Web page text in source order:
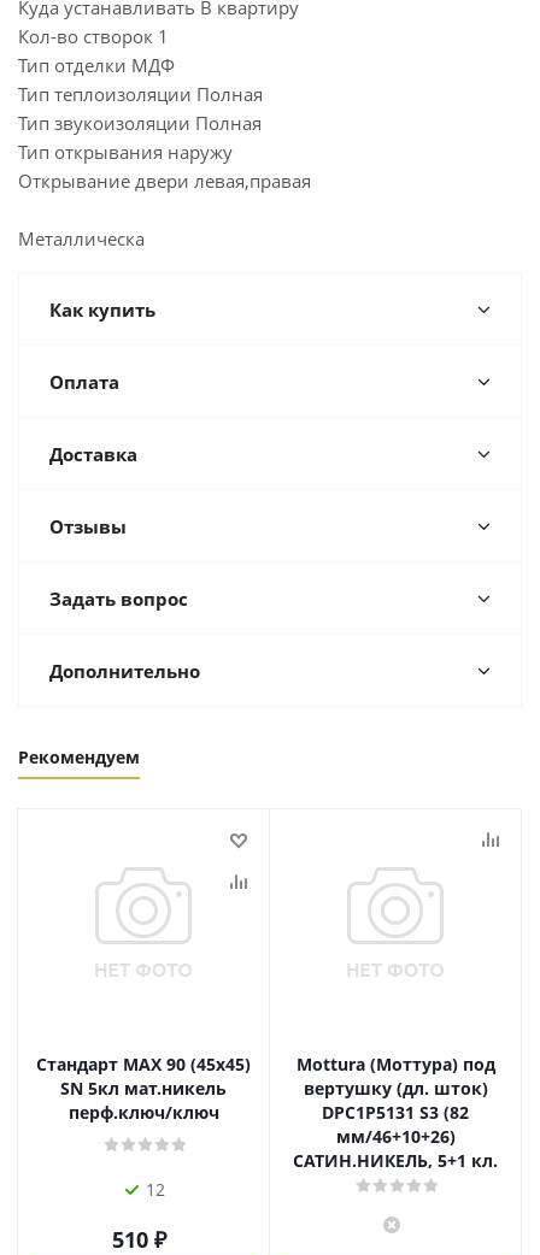
Куда устанавливать В квартиру
Кол-во створок 1
Тип отделки МДФ
Тип теплоизоляции Полная
Тип звукоизоляции Полная
Тип открывания наружу
Открывание двери левая,правая
Металлическа
Как купить
Оплата
Доставка
Отзывы
Задать вопрос
Дополнительно
Рекомендуем
Стандарт MAX 90 (45х45)
SN 5кл мат.никель
перф.ключ/ключ
12
510 ₽
Mottura (Моттура) под
вертушку (дл. шток)
DPC1P5131 S3 (82
мм/46+10+26)
САТИН.НИКЕЛЬ, 5+1 кл.